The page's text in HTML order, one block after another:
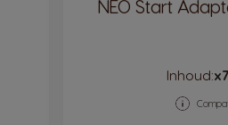
NEO Start
Inhoud: